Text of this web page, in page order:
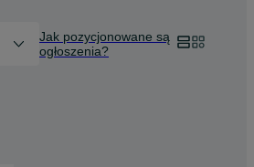
Jak pozycjonowane są
ogłoszenia?